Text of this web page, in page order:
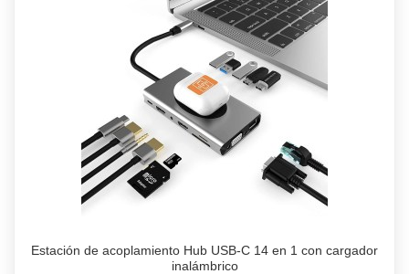
Estación de acoplamiento Hub USB-C 14 en 1 con cargador
inalámbrico